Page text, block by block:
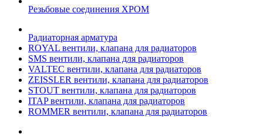
Резьбовые соединения ХРОМ
Радиаторная арматура
ROYAL вентили, клапана для радиаторов
SMS вентили, клапана для радиаторов
VALTEC вентили, клапана для радиаторов
ZEISSLER вентили, клапана для радиаторов
STOUT вентили, клапана для радиаторов
ITAP вентили, клапана для радиаторов
ROMMER вентили, клапана для радиаторов